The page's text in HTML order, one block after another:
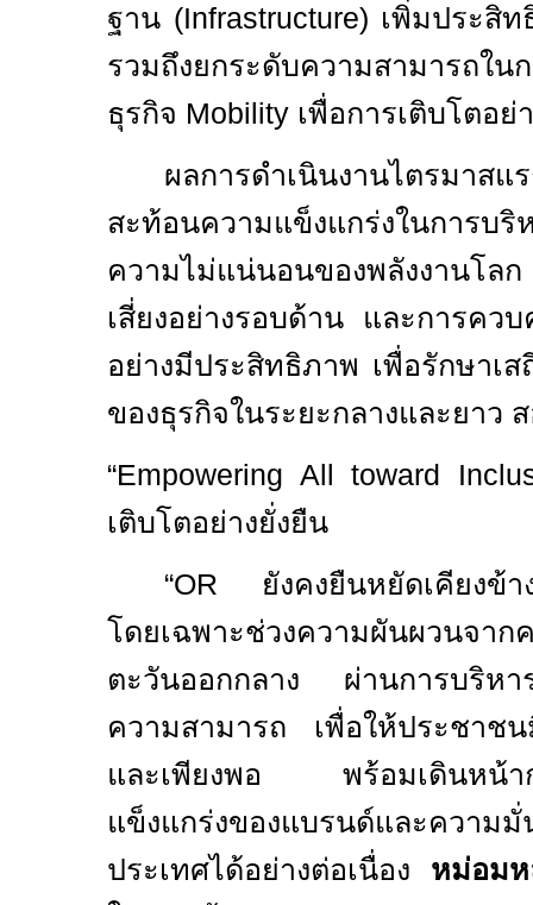
ฐาน (Infrastructure) เพิ่มประสิท
รวมถึงยกระดับความสามารถใน
ธุรกิจ Mobility เพื่อการเติบโตอย่
ผลการดำเนินงานไตรมาส
สะท้อนความแข็งแกร่งในการบริ
ความไม่แน่นอนของพลังงานโล
เสี่ยงอย่างรอบด้าน และการคว
อย่างมีประสิทธิภาพ เพื่อรักษาเ
ของธุรกิจในระยะกลางและยาว
“Empowering All toward
เติบโตอย่างยั่งยืน
“OR ยังคงยืนหยัดเคียงข้
โดยเฉพาะช่วงความผันผวนจาก
ตะวันออกกลาง ผ่านการบริหา
ความสามารถ เพื่อให้ประชาชน
และเพียงพอ พร้อมเดินหน้าก
แข็งแกร่งของแบรนด์และความมั่
ประเทศได้อย่างต่อเนื่อง หม่อมห